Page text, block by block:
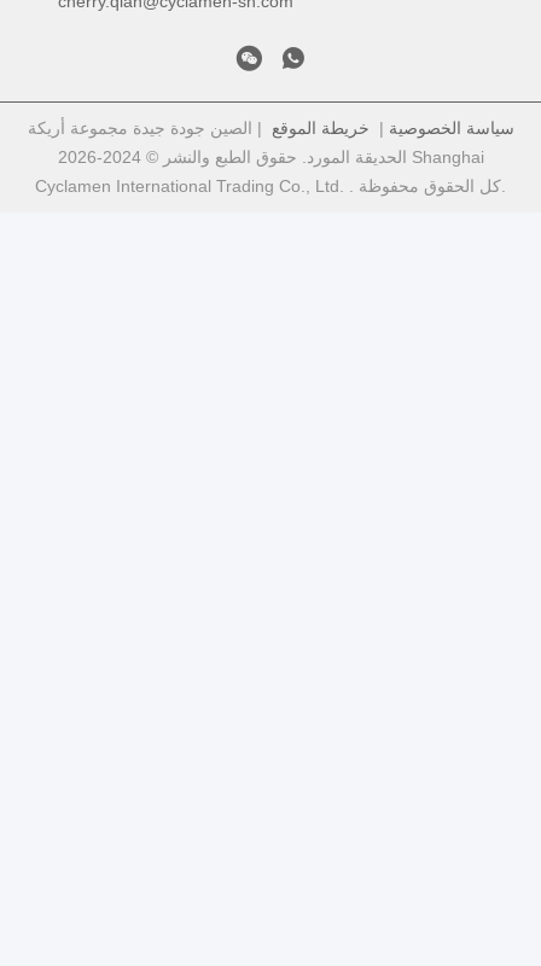
سياسة الخصوصية | خريطة الموقع | الصين جودة جيدة مجموعة أريكة
الحديقة المورد. حقوق الطبع والنشر © 2024-2026 Shanghai